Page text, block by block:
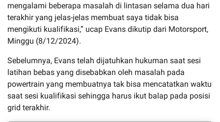
mengalami beberapa masalah di lintasan selama dua hari
terakhir yang jelas-jelas membuat saya tidak bisa
mengikuti kualifikasi,” ucap Evans dikutip dari Motorsport,
Minggu (8/12/2024).
Sebelumnya, Evans telah dijatuhkan hukuman saat sesi
latihan bebas yang disebabkan oleh masalah pada
powertrain yang membuatnya tak bisa mencatatkan waktu
saat sesi kualifikasi sehingga harus ikut balap pada posisi
grid terakhir.